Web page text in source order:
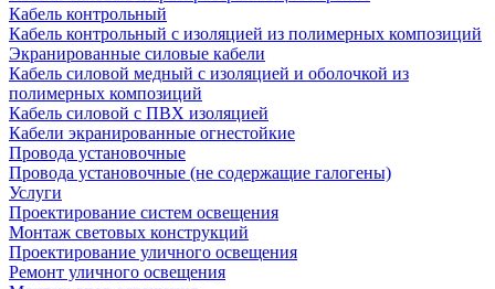
Кабель контрольный
Кабель контрольный с изоляцией из полимерных композиций
Экранированные силовые кабели
Кабель силовой медный с изоляцией и оболочкой из
полимерных композиций
Кабель силовой с ПВХ изоляцией
Кабели экранированные огнестойкие
Провода установочные
Провода установочные (не содержащие галогены)
Услуги
Проектирование систем освещения
Монтаж световых конструкций
Проектирование уличного освещения
Ремонт уличного освещения